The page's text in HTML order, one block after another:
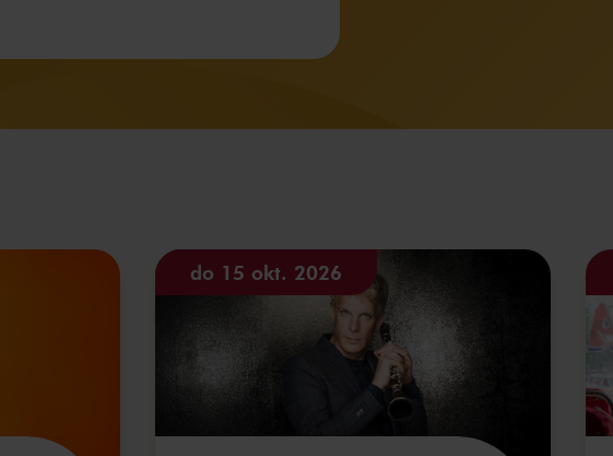
do 15 okt. 2026